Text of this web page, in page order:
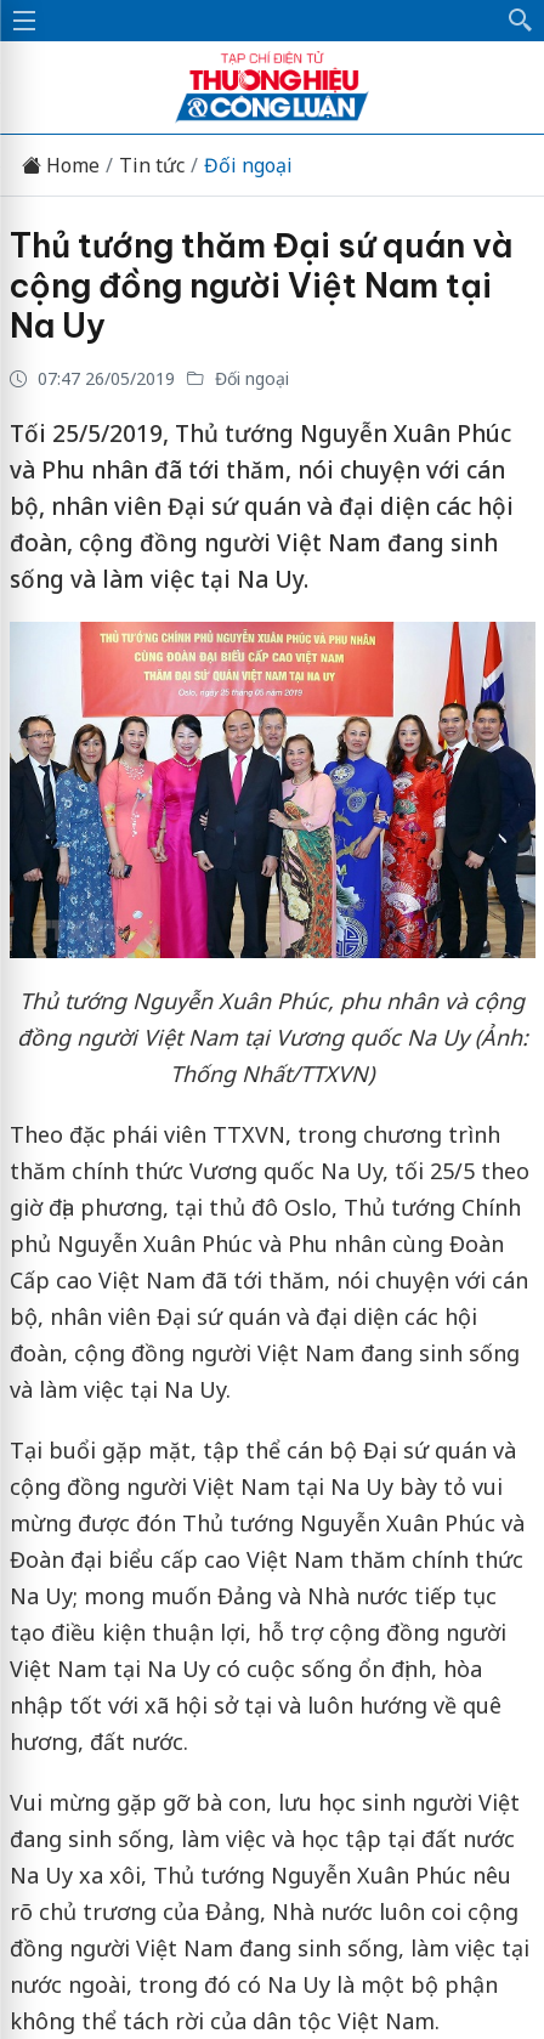
Home Tin tức Đối ngoại
Thủ tướng thăm Đại sứ quán và
cộng đồng người Việt Nam tại
Na Uy
07:47 26/05/2019 Đối ngoại
Tối 25/5/2019, Thủ tướng Nguyễn Xuân Phúc
và Phu nhân đã tới thăm, nói chuyện với cán
bộ, nhân viên Đại sứ quán và đại diện các hội
đoàn, cộng đồng người Việt Nam đang sinh
sống và làm việc tại Na Uy.
Thủ tướng Nguyễn Xuân Phúc, phu nhân và cộng
đồng người Việt Nam tại Vương quốc Na Uy (Ảnh:
Thống Nhất/TTXVN)
Theo đặc phái viên TTXVN, trong chương trình
thăm chính thức Vương quốc Na Uy, tối 25/5 theo
giờ địa phương, tại thủ đô Oslo, Thủ tướng Chính
phủ Nguyễn Xuân Phúc và Phu nhân cùng Đoàn
Cấp cao Việt Nam đã tới thăm, nói chuyện với cán
bộ, nhân viên Đại sứ quán và đại diện các hội
đoàn, cộng đồng người Việt Nam đang sinh sống
và làm việc tại Na Uy.
Tại buổi gặp mặt, tập thể cán bộ Đại sứ quán và
cộng đồng người Việt Nam tại Na Uy bày tỏ vui
mừng được đón Thủ tướng Nguyễn Xuân Phúc và
Đoàn đại biểu cấp cao Việt Nam thăm chính thức
Na Uy; mong muốn Đảng và Nhà nước tiếp tục
tạo điều kiện thuận lợi, hỗ trợ cộng đồng người
Việt Nam tại Na Uy có cuộc sống ổn định, hòa
nhập tốt với xã hội sở tại và luôn hướng về quê
hương, đất nước.
Vui mừng gặp gỡ bà con, lưu học sinh người Việt
đang sinh sống, làm việc và học tập tại đất nước
Na Uy xa xôi, Thủ tướng Nguyễn Xuân Phúc nêu
rõ chủ trương của Đảng, Nhà nước luôn coi cộng
đồng người Việt Nam đang sinh sống, làm việc tại
nước ngoài, trong đó có Na Uy là một bộ phận
không thể tách rời của dân tộc Việt Nam.